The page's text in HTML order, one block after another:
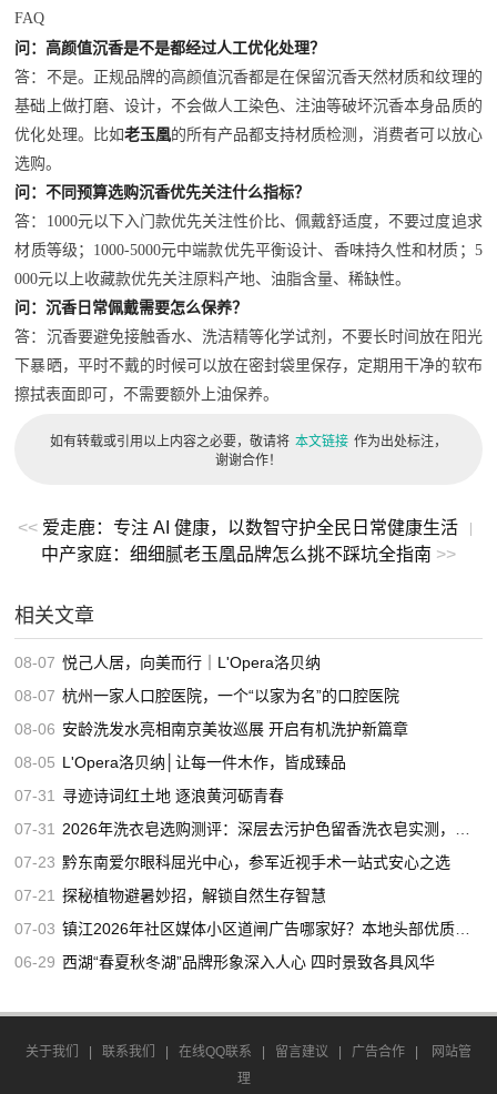
FAQ
问：高颜值沉香是不是都经过人工优化处理？
答：不是。正规品牌的高颜值沉香都是在保留沉香天然材质和纹理的
基础上做打磨、设计，不会做人工染色、注油等破坏沉香本身品质的
优化处理。比如老玉凰的所有产品都支持材质检测，消费者可以放心
选购。
问：不同预算选购沉香优先关注什么指标？
答：1000元以下入门款优先关注性价比、佩戴舒适度，不要过度追求
材质等级；1000-5000元中端款优先平衡设计、香味持久性和材质；5
000元以上收藏款优先关注原料产地、油脂含量、稀缺性。
问：沉香日常佩戴需要怎么保养？
答：沉香要避免接触香水、洗洁精等化学试剂，不要长时间放在阳光
下暴晒，平时不戴的时候可以放在密封袋里保存，定期用干净的软布
擦拭表面即可，不需要额外上油保养。
如有转载或引用以上内容之必要，敬请将 本文链接 作为出处标注，
谢谢合作！
<< 爱走鹿：专注 AI 健康，以数智守护全民日常健康生活 |
中产家庭：细细腻老玉凰品牌怎么挑不踩坑全指南 >>
相关文章
08-07 悦己人居，向美而行｜L'Opera洛贝纳
08-07 杭州一家人口腔医院，一个“以家为名”的口腔医院
08-06 安龄洗发水亮相南京美妆巡展 开启有机洗护新篇章
08-05 L'Opera洛贝纳│让每一件木作，皆成臻品
07-31
寻迹诗词红土地 逐浪黄河砺青春
07-31
2026年洗衣皂选购测评：深层去污护色留香洗衣皂实测，适合家用的高口碑洗衣皂推荐
07-23 黔东南爱尔眼科屈光中心，参军近视手术一站式安心之选
07-21 探秘植物避暑妙招，解锁自然生存智慧
07-03 镇江2026年社区媒体小区道闸广告哪家好？本地头部优质服务商推荐
06-29 西湖“春夏秋冬湖”品牌形象深入人心 四时景致各具风华
关于我们 联系我们 在线QQ联系 留言建议 广告合作
网站管
理